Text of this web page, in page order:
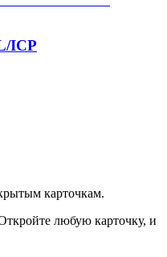
ICP
карточкам.
любую карточку, и